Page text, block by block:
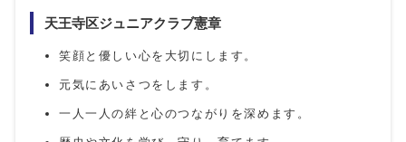
天王寺区ジュニアクラブ憲章
笑顔と優しい心を大切にします。
元気にあいさつをします。
一人一人の絆と心のつながりを深めます。